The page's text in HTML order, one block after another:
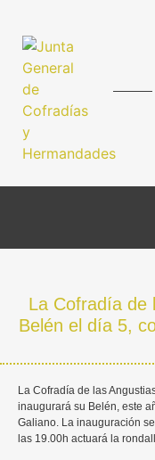
La Cofradía de
Belén el día 5,
La Cofradía de las
inaugurará su Belén, este
Galiano. La inauguración
las 19.00h actuará la